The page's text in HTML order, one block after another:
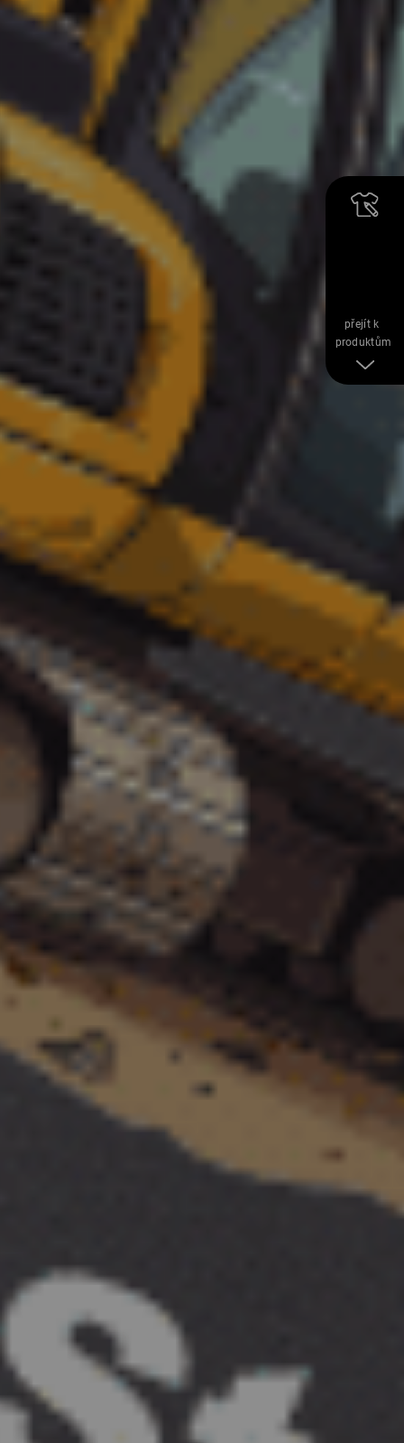
přejít k
produktům